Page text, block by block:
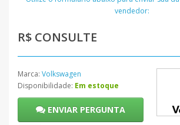
vendedor:
R$ CONSULTE
Marca: Volkswagen
Disponibilidade: Em estoque
ENVIAR PERGUNTA